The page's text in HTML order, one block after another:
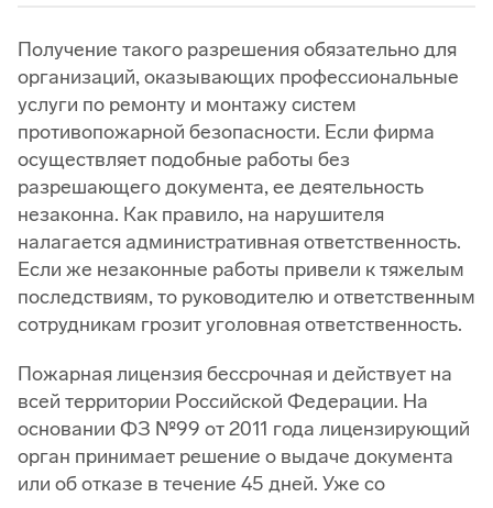
Получение такого разрешения обязательно для
организаций, оказывающих профессиональные
услуги по ремонту и монтажу систем
противопожарной безопасности. Если фирма
осуществляет подобные работы без
разрешающего документа, ее деятельность
незаконна. Как правило, на нарушителя
налагается административная ответственность.
Если же незаконные работы привели к тяжелым
последствиям, то руководителю и ответственным
сотрудникам грозит уголовная ответственность.
Пожарная лицензия бессрочная и действует на
всей территории Российской Федерации. На
основании ФЗ №99 от 2011 года лицензирующий
орган принимает решение о выдаче документа
или об отказе в течение 45 дней. Уже со